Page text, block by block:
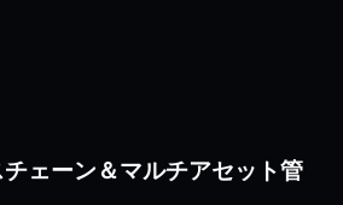
ェーン＆マルチアセット管